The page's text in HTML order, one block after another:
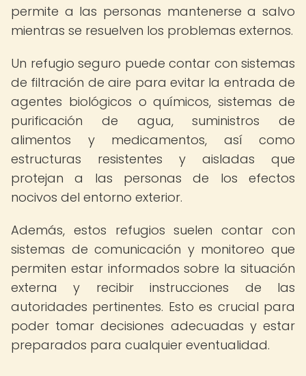
permite a las personas mantenerse a salvo
mientras se resuelven los problemas externos.
Un refugio seguro puede contar con sistemas
de filtración de aire para evitar la entrada de
agentes biológicos o químicos, sistemas de
purificación de agua, suministros de
alimentos y medicamentos, así como
estructuras resistentes y aisladas que
protejan a las personas de los efectos
nocivos del entorno exterior.
Además, estos refugios suelen contar con
sistemas de comunicación y monitoreo que
permiten estar informados sobre la situación
externa y recibir instrucciones de las
autoridades pertinentes. Esto es crucial para
poder tomar decisiones adecuadas y estar
preparados para cualquier eventualidad.